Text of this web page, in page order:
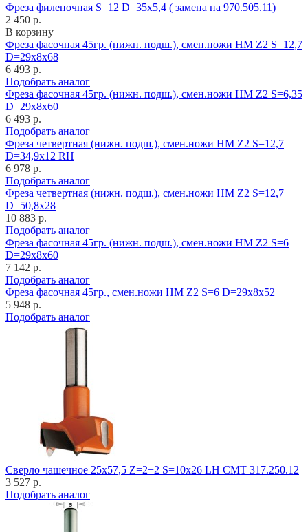
Фреза филеночная S=12 D=35x5,4 ( замена на 970.505.11)
2 450 р.
В корзину
Фреза фасочная 45гр. (нижн. подш.), смен.ножи HM Z2 S=12,7
D=29x8x68
6 493 р.
Подобрать аналог
Фреза фасочная 45гр. (нижн. подш.), смен.ножи HM Z2 S=6,35
D=29x8x60
6 493 р.
Подобрать аналог
Фреза четвертная (нижн. подш.), смен.ножи HM Z2 S=12,7
D=34,9x12 RH
6 978 р.
Подобрать аналог
Фреза четвертная (нижн. подш.), смен.ножи HM Z2 S=12,7
D=50,8x28
10 883 р.
Подобрать аналог
Фреза фасочная 45гр. (нижн. подш.), смен.ножи HM Z2 S=6
D=29x8x60
7 142 р.
Подобрать аналог
Фреза фасочная 45гр., смен.ножи HM Z2 S=6 D=29x8x52
5 948 р.
Подобрать аналог
Cверло чашечное 25x57,5 Z=2+2 S=10x26 LH CMT 317.250.12
3 527 р.
Подобрать аналог